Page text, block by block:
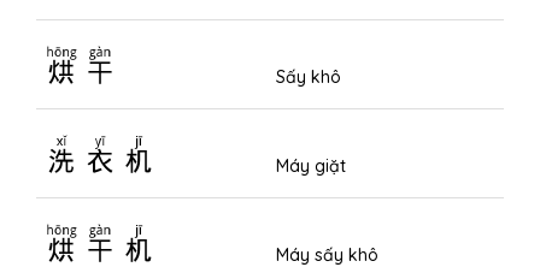
烘干 Sấy khô
洗衣机 Máy giặt
烘干机 Máy sấy khô